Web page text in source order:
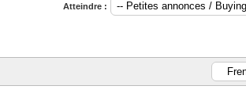
Atteindre :